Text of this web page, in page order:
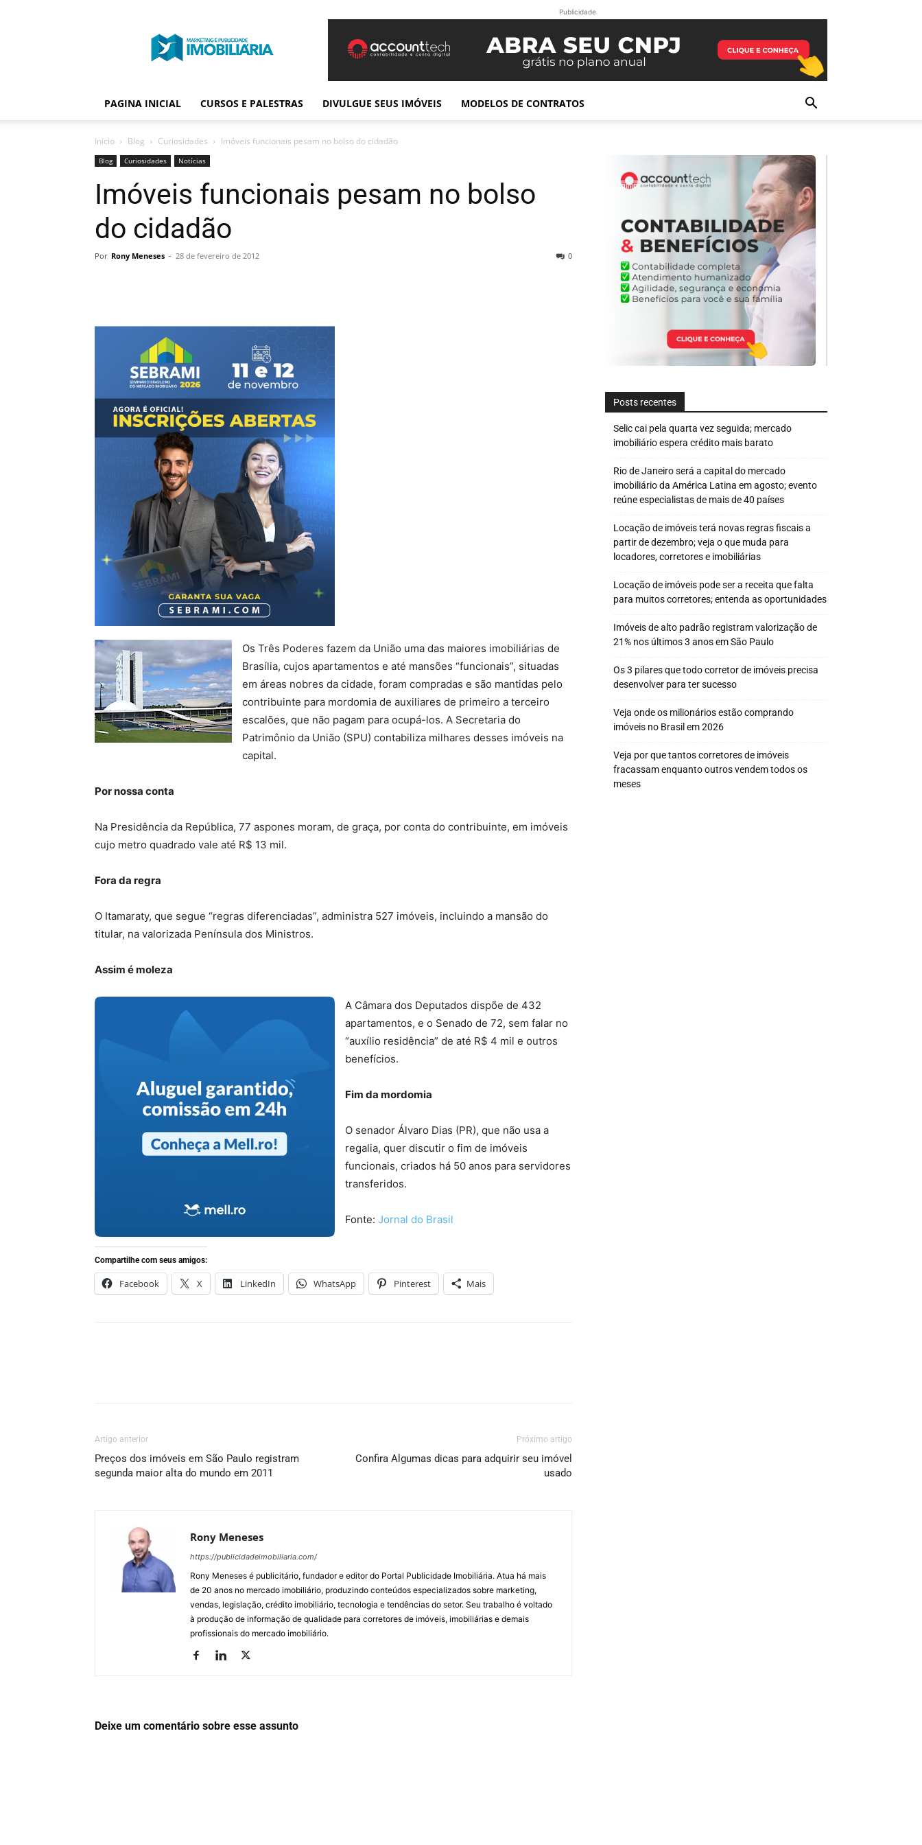
Publicidade
Imobiliária
Publicidade
PAGINA INICIAL CURSOS E PALESTRAS DIVULGUE SEUS IMÓVEIS MODELOS DE CONTRATOS
Início Blog Curiosidades Imóveis funcionais pesam no bolso do cidadão
Blog Curiosidades Notícias
Imóveis funcionais pesam no bolso
do cidadão
Por Rony Meneses - 28 de fevereiro de 2012 0
Os Três Poderes fazem da União uma das maiores imobiliárias de
Brasília, cujos apartamentos e até mansões “funcionais”, situadas
em áreas nobres da cidade, foram compradas e são mantidas pelo
contribuinte para mordomia de auxiliares de primeiro a terceiro
escalões, que não pagam para ocupá-los. A Secretaria do
Patrimônio da União (SPU) contabiliza milhares desses imóveis na
capital.
Por nossa conta
Na Presidência da República, 77 aspones moram, de graça, por conta do contribuinte, em imóveis
cujo metro quadrado vale até R$ 13 mil.
Fora da regra
O Itamaraty, que segue “regras diferenciadas”, administra 527 imóveis, incluindo a mansão do
titular, na valorizada Península dos Ministros.
Assim é moleza
A Câmara dos Deputados dispõe de 432
apartamentos, e o Senado de 72, sem falar no
“auxílio residência” de até R$ 4 mil e outros
benefícios.
Fim da mordomia
O senador Álvaro Dias (PR), que não usa a
regalia, quer discutir o fim de imóveis
funcionais, criados há 50 anos para servidores
transferidos.
Fonte: Jornal do Brasil
Compartilhe com seus amigos:
Facebook X LinkedIn WhatsApp Pinterest Mais
Artigo anterior
Preços dos imóveis em São Paulo registram
segunda maior alta do mundo em 2011
Próximo artigo
Confira Algumas dicas para adquirir seu imóvel
usado
Rony Meneses
https://publicidadeimobiliaria.com/
Rony Meneses é publicitário, fundador e editor do Portal Publicidade Imobiliária. Atua há mais
de 20 anos no mercado imobiliário, produzindo conteúdos especializados sobre marketing,
vendas, legislação, crédito imobiliário, tecnologia e tendências do setor. Seu trabalho é voltado
à produção de informação de qualidade para corretores de imóveis, imobiliárias e demais
profissionais do mercado imobiliário.
Deixe um comentário sobre esse assunto
Posts recentes
Selic cai pela quarta vez seguida; mercado
imobiliário espera crédito mais barato
Rio de Janeiro será a capital do mercado
imobiliário da América Latina em agosto; evento
reúne especialistas de mais de 40 países
Locação de imóveis terá novas regras fiscais a
partir de dezembro; veja o que muda para
locadores, corretores e imobiliárias
Locação de imóveis pode ser a receita que falta
para muitos corretores; entenda as oportunidades
Imóveis de alto padrão registram valorização de
21% nos últimos 3 anos em São Paulo
Os 3 pilares que todo corretor de imóveis precisa
desenvolver para ter sucesso
Veja onde os milionários estão comprando
imóveis no Brasil em 2026
Veja por que tantos corretores de imóveis
fracassam enquanto outros vendem todos os
meses